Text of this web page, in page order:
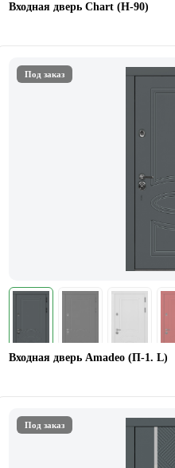
Входная дверь Chart (Н-90)
Под заказ
Входная дверь Amadeo (П-1. L)
Под заказ